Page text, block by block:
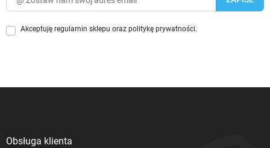
Akceptuję regulamin sklepu oraz politykę prywatności.
Obsługa klienta